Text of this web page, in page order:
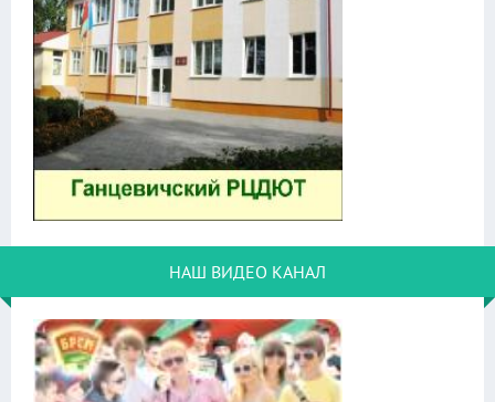
НАШ ВИДЕО КАНАЛ